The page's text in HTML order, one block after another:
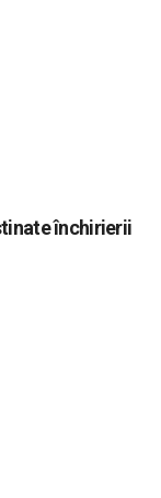
închirierii